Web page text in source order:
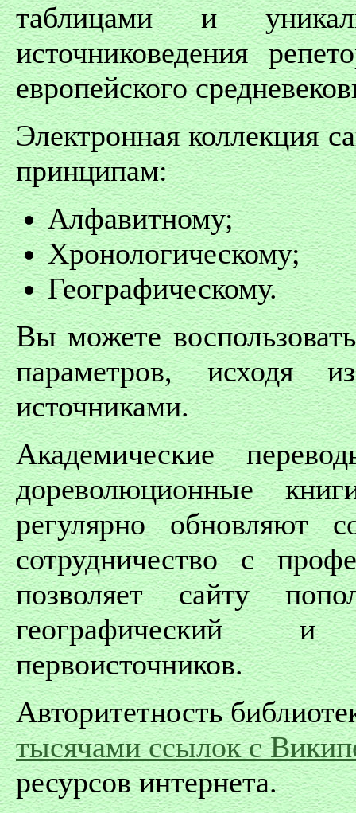
таблицами и
источниковедения
европейского
Электронная коллекция
принципам:
Алфавитному;
Хронологическому;
Географическому.
Вы можете
параметров, исходя
источниками.
Академические
дореволюционные
регулярно обновляют
сотрудничество с
позволяет сайту
географический и
первоисточников.
Авторитетность
тысячами ссылок с
ресурсов интернета.